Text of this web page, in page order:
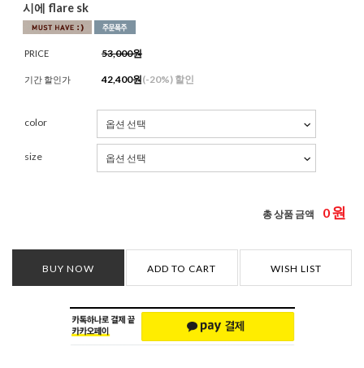
시에 flare sk
PRICE 53,000원
기간 할인가 42,400원(-20%) 할인
color
size
총 상품 금액 0원
BUY NOW ADD TO CART WISH LIST